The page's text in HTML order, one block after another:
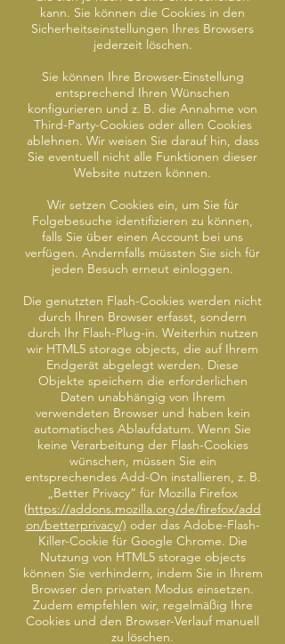
kann. Sie können die Cookies in den
Sicherheitseinstellungen Ihres Browsers
jederzeit löschen.
Sie können Ihre Browser-Einstellung
entsprechend Ihren Wünschen
konfigurieren und z. B. die Annahme von
Third-Party-Cookies oder allen Cookies
ablehnen. Wir weisen Sie darauf hin, dass
Sie eventuell nicht alle Funktionen dieser
Website nutzen können.
Wir setzen Cookies ein, um Sie für
Folgebesuche identifizieren zu können,
falls Sie über einen Account bei uns
verfügen. Andernfalls müssten Sie sich für
jeden Besuch erneut einloggen.
Die genutzten Flash-Cookies werden nicht
durch Ihren Browser erfasst, sondern
durch Ihr Flash-Plug-in. Weiterhin nutzen
wir HTML5 storage objects, die auf Ihrem
Endgerät abgelegt werden. Diese
Objekte speichern die erforderlichen
Daten unabhängig von Ihrem
verwendeten Browser und haben kein
automatisches Ablaufdatum. Wenn Sie
keine Verarbeitung der Flash-Cookies
wünschen, müssen Sie ein
entsprechendes Add-On installieren, z. B.
„Better Privacy“ für Mozilla Firefox
(https://addons.mozilla.org/de/firefox/add
on/betterprivacy/) oder das Adobe-Flash-
Killer-Cookie für Google Chrome. Die
Nutzung von HTML5 storage objects
können Sie verhindern, indem Sie in Ihrem
Browser den privaten Modus einsetzen.
Zudem empfehlen wir, regelmäßig Ihre
Cookies und den Browser-Verlauf manuell
zu löschen.